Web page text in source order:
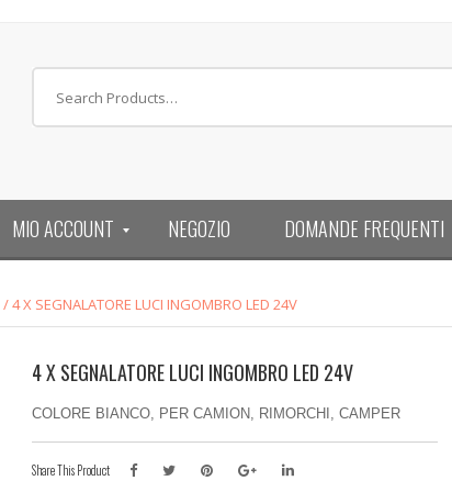
MIO ACCOUNT NEGOZIO DOMANDE FREQUENTI
/ 4 X SEGNALATORE LUCI INGOMBRO LED 24V
4 X SEGNALATORE LUCI INGOMBRO LED 24V
COLORE BIANCO, PER CAMION, RIMORCHI, CAMPER
Share This Product